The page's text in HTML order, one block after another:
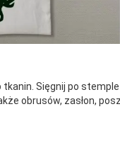
Sięgnij po stemple
obrusów, zasłon,